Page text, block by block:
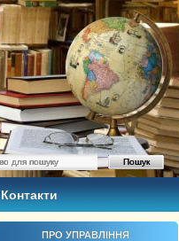
Контакти
ПРО УПРАВЛІННЯ